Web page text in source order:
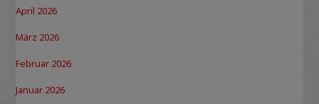
April 2026
März 2026
Februar 2026
Januar 2026